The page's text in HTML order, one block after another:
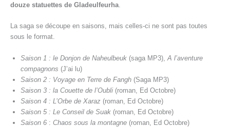
douze statuettes de Gladeulfeurha
La saga se découpe en saisons, mais celles-ci ne sont pas toutes
sous le format.
Saison 1 : le Donjon de Naheulbeuk (saga MP3), A l’aventure
compagnons (J’ai lu)
Saison 2 : Voyage en Terre de Fangh (Saga MP3)
Saison 3 : la Couette de l’Oubli (roman, Ed Octobre)
Saison 4 : L’Orbe de Xaraz (roman, Ed Octobre)
Saison 5 : Le Conseil de Suak (roman, Ed Octobre)
Saison 6 : Chaos sous la montagne (roman, Ed Octobre)